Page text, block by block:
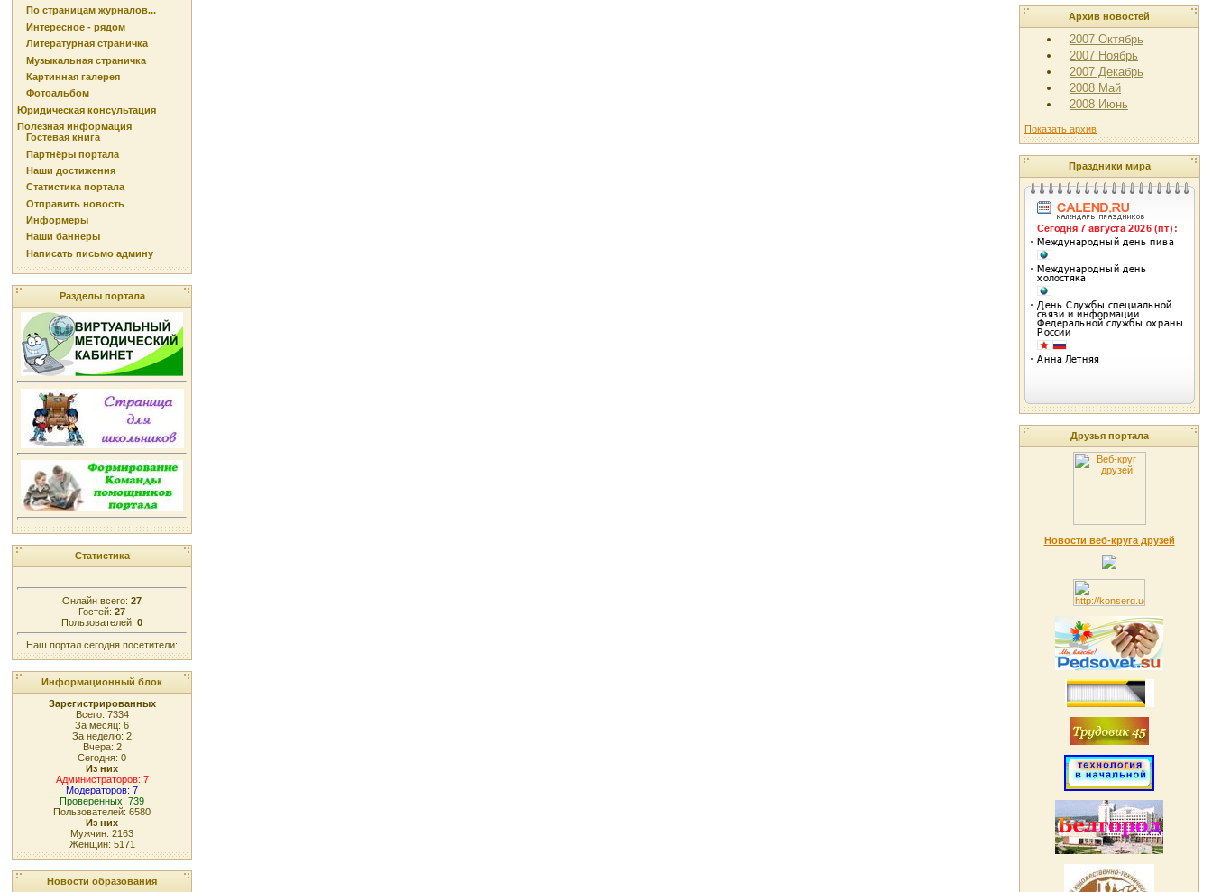
По страницам журналов...
Интересное - рядом
Литературная страничка
Музыкальная страничка
Картинная галерея
Фотоальбом
Юридическая консультация
Полезная информация
Гостевая книга
Партнёры портала
Наши достижения
Статистика портала
Отправить новость
Информеры
Наши баннеры
Написать письмо админу
Разделы портала
Статистика
Онлайн всего: 27
Гостей: 27
Пользователей: 0
Наш портал сегодня посетители:
Информационный блок
Зарегистрированных
Всего: 7334
За месяц: 6
За неделю: 2
Вчера: 2
Сегодня: 0
Из них
Администраторов: 7
Модераторов: 7
Проверенных: 739
Пользователей: 6580
Из них
Мужчин: 2163
Женщин: 5171
Новости образования
Архив новостей
2007 Октябрь
2007 Ноябрь
2007 Декабрь
2008 Май
2008 Июнь
Показать архив
Праздники мира
Друзья портала
Новости веб-круга друзей